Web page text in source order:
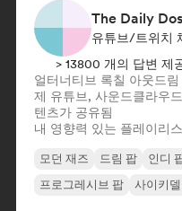
The Daily
유튜브/트위치
> 13800 개의 답변 제
얼터너티브 록칠 아웃드
제 유튜브, 사운드클라우
텐츠가 공유됨
내 영향력 있는 플레이리
모던 재즈 드림 팝 인디
프로그레시브 팝
사이키